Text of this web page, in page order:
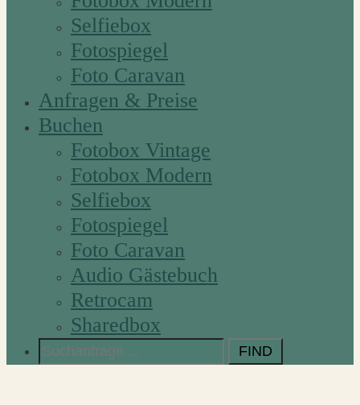
Selfiebox
Fotospiegel
Foto Caravan
Anfragen & Preise
Buchen
Fotobox Vintage
Fotobox Modern
Selfiebox
Fotospiegel
Foto Caravan
Audio Gästebuch
Retrocam
Sharedbox
Search
for: